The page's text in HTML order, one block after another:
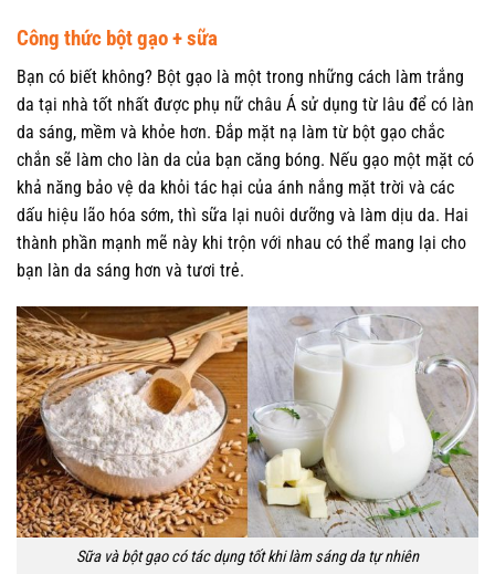
Công thức bột gạo + sữa
Bạn có biết không? Bột gạo là một trong những cách làm trắng
da tại nhà tốt nhất được phụ nữ châu Á sử dụng từ lâu để có làn
da sáng, mềm và khỏe hơn. Đắp mặt nạ làm từ bột gạo chắc
chắn sẽ làm cho làn da của bạn căng bóng. Nếu gạo một mặt có
khả năng bảo vệ da khỏi tác hại của ánh nắng mặt trời và các
dấu hiệu lão hóa sớm, thì sữa lại nuôi dưỡng và làm dịu da. Hai
thành phần mạnh mẽ này khi trộn với nhau có thể mang lại cho
bạn làn da sáng hơn và tươi trẻ.
Sữa và bột gạo có tác dụng tốt khi làm sáng da tự nhiên